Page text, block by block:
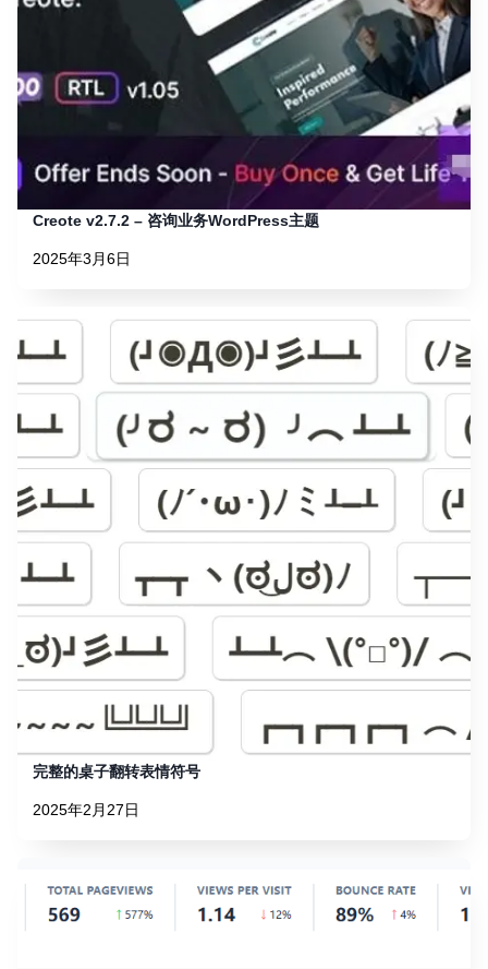
Creote v2.7.2 – 咨询业务WordPress主题
2025年3月6日
完整的桌子翻转表情符号
2025年2月27日